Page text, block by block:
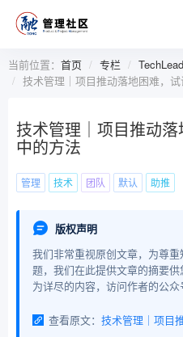
当前位置： 首页 专栏
技术管理｜项目推动落地困难，
技术管理｜项目推动落
中的方法
管理 技术 团队 默认 助推
版权声明
我们非常重视原创文章，为尊
题，我们在此提供文章的摘要
为详尽的内容，访问作者的公众
查看原文：